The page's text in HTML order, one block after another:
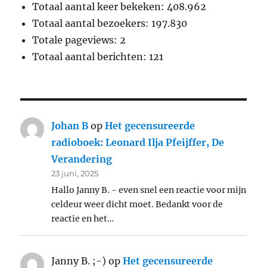
Totaal aantal keer bekeken:408.962
Totaal aantal bezoekers:197.830
Totale pageviews:2
Totaal aantal berichten:121
Johan B opHet gecensureerde
radioboek: Leonard Ilja Pfeijffer, De
Verandering
23 juni, 2025
Hallo Janny B. - even snel een reactie voor mijn
celdeur weer dicht moet. Bedankt voor de
reactie en het…
Janny B. ;-) opHet gecensureerde